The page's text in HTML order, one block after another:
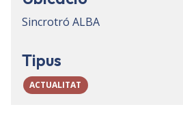
Sincrotró ALBA
Tipus
ACTUALITAT